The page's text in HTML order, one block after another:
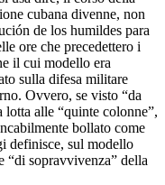
cubana divenne, non
de los humildes para
ore che precedettero i
il cui modello era
sulla difesa militare
Ovvero, se visto “da
alle “quinte colonne”,
bollato come
definisce, sul modello
“di sopravvivenza” della